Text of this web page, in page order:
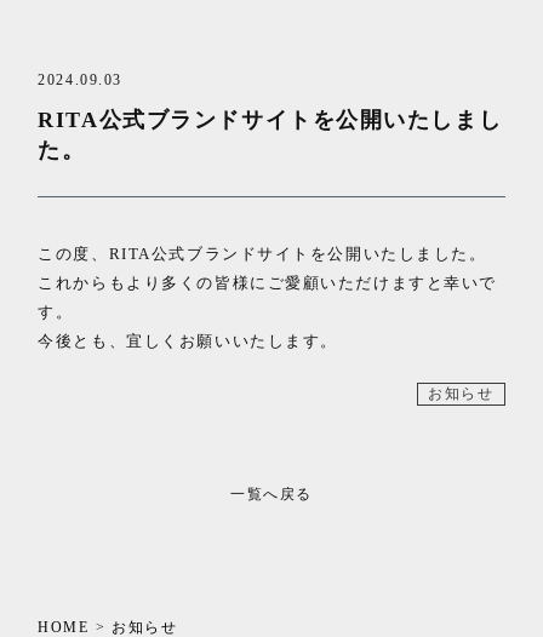
2024.09.03
RITA公式ブランドサイトを公開いたしまし
た。
この度、RITA公式ブランドサイトを公開いたしました。
これからもより多くの皆様にご愛顧いただけますと幸いで
す。
今後とも、宜しくお願いいたします。
お知らせ
一覧へ戻る
HOME お知らせ